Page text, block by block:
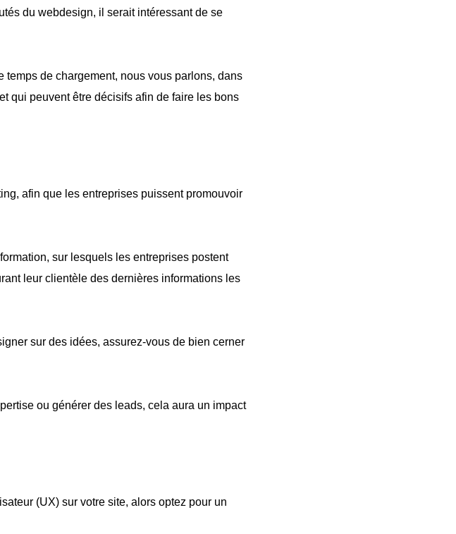
du webdesign, il serait intéressant de se
temps de chargement, nous vous parlons, dans
qui peuvent être décisifs afin de faire les bons
afin que les entreprises puissent promouvoir
sur lesquels les entreprises postent
leur clientèle des dernières informations les
sur des idées, assurez-vous de bien cerner
ou générer des leads, cela aura un impact
(UX) sur votre site, alors optez pour un